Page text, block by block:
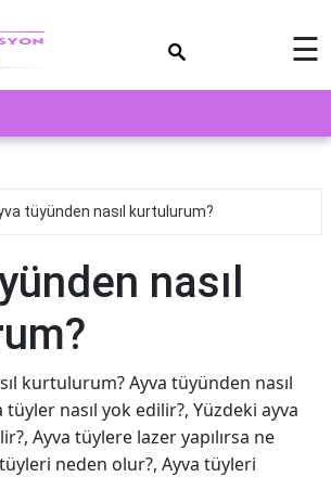
☰
tüyünden nasıl kurtulurum?
nasıl
kurtulurum? Ayva tüyünden nasıl
nasıl yok edilir?, Yüzdeki ayva
Ayva tüylere lazer yapılırsa ne
neden olur?, Ayva tüyleri